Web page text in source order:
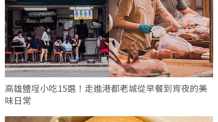
高雄鹽埕小吃15選！走進港都老城從早餐到宵夜的美
味日常